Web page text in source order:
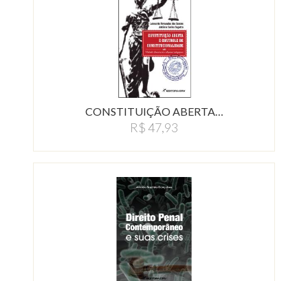
CONSTITUIÇÃO ABERTA…
R$ 47,93